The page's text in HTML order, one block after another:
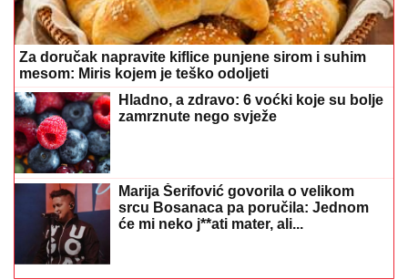
Za doručak napravite kiflice punjene sirom i suhim
mesom: Miris kojem je teško odoljeti
Hladno, a zdravo: 6 voćki koje su bolje
zamrznute nego svježe
Marija Šerifović govorila o velikom
srcu Bosanaca pa poručila: Jednom
će mi neko j**ati mater, ali...